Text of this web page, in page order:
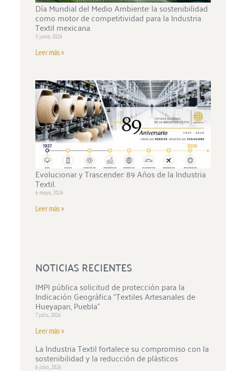
Día Mundial del Medio Ambiente: la sostenibilidad
como motor de competitividad para la Industria
Textil mexicana
5 junio, 2026
Leer más »
Evolucionar y Trascender: 89 Años de la Industria
Textil.
6 mayo, 2026
Leer más »
NOTICIAS RECIENTES
IMPI pública solicitud de protección para la
Indicación Geográfica “Textiles Artesanales de
Hueyapan, Puebla”
7 julio, 2026
Leer más »
La Industria Textil fortalece su compromiso con la
sostenibilidad y la reducción de plásticos
6 julio, 2026